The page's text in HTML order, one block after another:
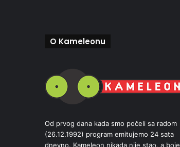
O Kameleonu
Od prvog dana kada smo počeli sa radom
(26.12.1992) program emitujemo 24 sata
dnevno. Kameleon nikada nije stao, a boje